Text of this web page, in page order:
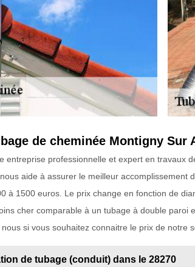
de cheminée Montigny Sur
entreprise professionnelle et expert en travaux
aide à assurer le meilleur accomplissement
à 1500 euros. Le prix change en fonction de
cher comparable à un tubage à double paroi
si vous souhaitez connaitre le prix de notre
de tubage (conduit) dans le 28270